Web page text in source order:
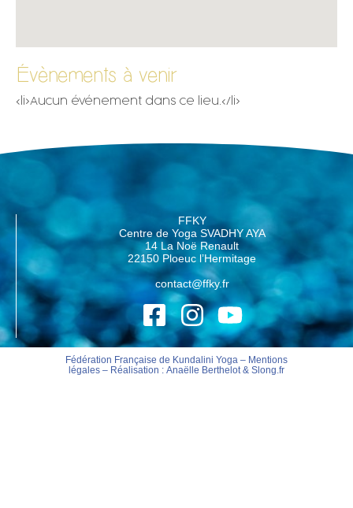
Évènements à venir
<li>Aucun événement dans ce lieu.</li>
FFKY
Centre de Yoga SVADHY AYA
14 La Noë Renault
22150 Ploeuc l’Hermitage
contact@ffky.fr
Fédération Française de Kundalini Yoga – Mentions
légales– Réalisation : Anaëlle Berthelot& Slong.fr